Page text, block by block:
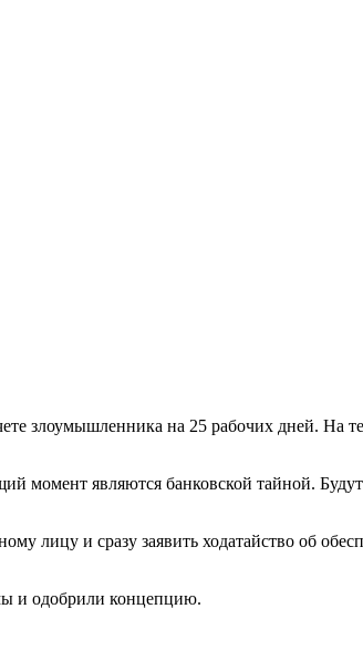
злоумышленника на 25 рабочих дней. На
момент являются банковской тайной.
лицу и сразу заявить ходатайство об
и одобрили концепцию.